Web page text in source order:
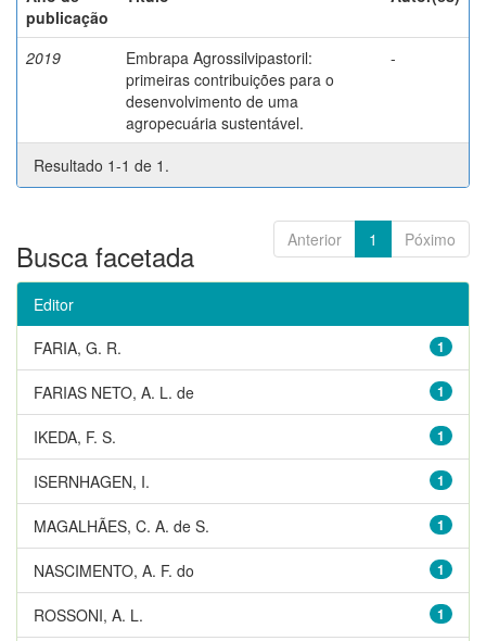
publicação
2019
Embrapa Agrossilvipastoril:
primeiras contribuições para o
desenvolvimento de uma
agropecuária sustentável.
-
Resultado 1-1 de 1.
Anterior 1 Póximo
Busca facetada
Editor
1
FARIA, G. R.
1
FARIAS NETO, A. L. de
1
IKEDA, F. S.
1
ISERNHAGEN, I.
1
MAGALHÃES, C. A. de S.
1
NASCIMENTO, A. F. do
1
ROSSONI, A. L.